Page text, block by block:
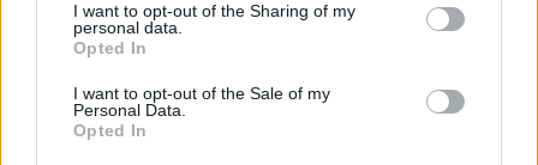
I want to opt-out of the Sharing of my
personal data.
Opted In
I want to opt-out of the Sale of my
Personal Data.
Opted In